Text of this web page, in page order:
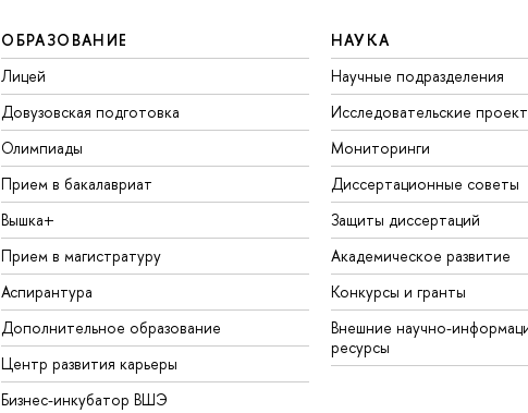
ОБРАЗОВАНИЕ
Лицей
Довузовская подготовка
Олимпиады
Прием в бакалавриат
Вышка+
Прием в магистратуру
Аспирантура
Дополнительное образование
Центр развития карьеры
Бизнес-инкубатор ВШЭ
НАУКА
Научные подразделения
Исследовательские
Мониторинги
Диссертационные советы
Защиты диссертаций
Академическое развитие
Конкурсы и гранты
Внешние научно-
ресурсы